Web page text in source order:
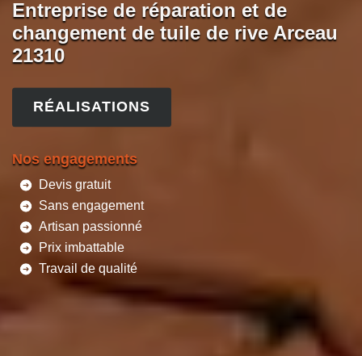
Entreprise de réparation et de
changement de tuile de rive Arceau
21310
RÉALISATIONS
Nos engagements
Devis gratuit
Sans engagement
Artisan passionné
Prix imbattable
Travail de qualité